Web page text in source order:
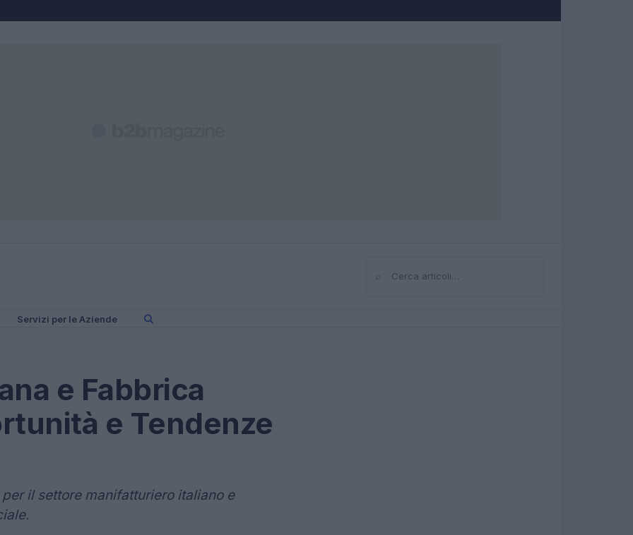
⌕Cerca
Servizi per le Aziende
e Fabbrica
e Tendenze
il settore manifatturiero italiano e